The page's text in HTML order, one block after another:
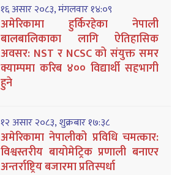
१६ असार २०८३, मंगलवार १४:०९
अमेरिकामा हुर्किरहेका नेपाली
बालबालिकाका लागि ऐतिहासिक
अवसर: NST र NCSC को संयुक्त समर
क्याम्पमा करिब ४०० विद्यार्थी सहभागी
हुने
१२ असार २०८३, शुक्रबार १७:३८
अमेरिकामा नेपालीको प्रविधि चमत्कार:
विश्वस्तरीय बायोमेट्रिक प्रणाली बनाएर
अन्तर्राष्ट्रिय बजारमा प्रतिस्पर्धा